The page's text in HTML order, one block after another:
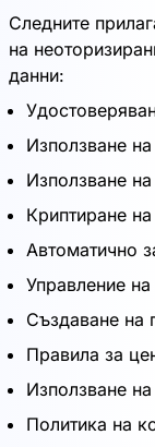
Следните
на
данни:
Използване
Използване
Криптиране
Автоматично
Управление
Създаване на
Правила за
Използване
Политика на